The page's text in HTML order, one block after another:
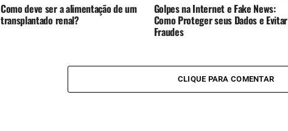
Como deve ser a alimentação de um
transplantado renal?
Golpes na Internet e Fake News:
Como Proteger seus Dados e Evitar
Fraudes
CLIQUE PARA COMENTAR